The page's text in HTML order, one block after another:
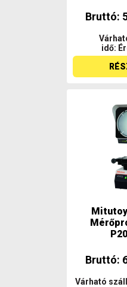
Bruttó:
idő:
Bruttó:
Várható